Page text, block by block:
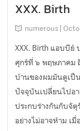
XXX. Birth
numerous |
XXX. Birth แอบบีย์
ศุกร์ที่ ๖ พฤษภาคม
บ้านของผมมันดูเป็
ปัจจุบันเปลี่ยนไปอ
ประกบร่างกันกับจัตุ
อย่างไม่อาจห้าม เมื่